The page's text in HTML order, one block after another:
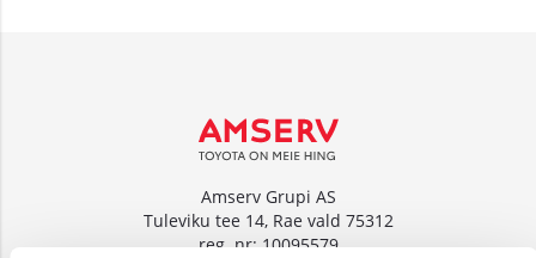
Amserv Grupi AS
Tuleviku tee 14, Rae vald 75312
reg. nr: 10095579